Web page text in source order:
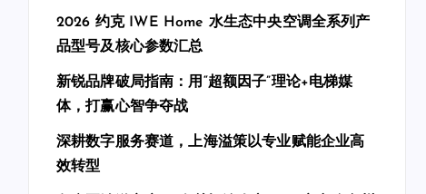
2026 约克 IWE Home 水生态中央空调全系列产
品型号及核心参数汇总
新锐品牌破局指南：用“超额因子”理论+电梯媒
体，打赢心智争夺战
深耕数字服务赛道，上海溢策以专业赋能企业高
效转型